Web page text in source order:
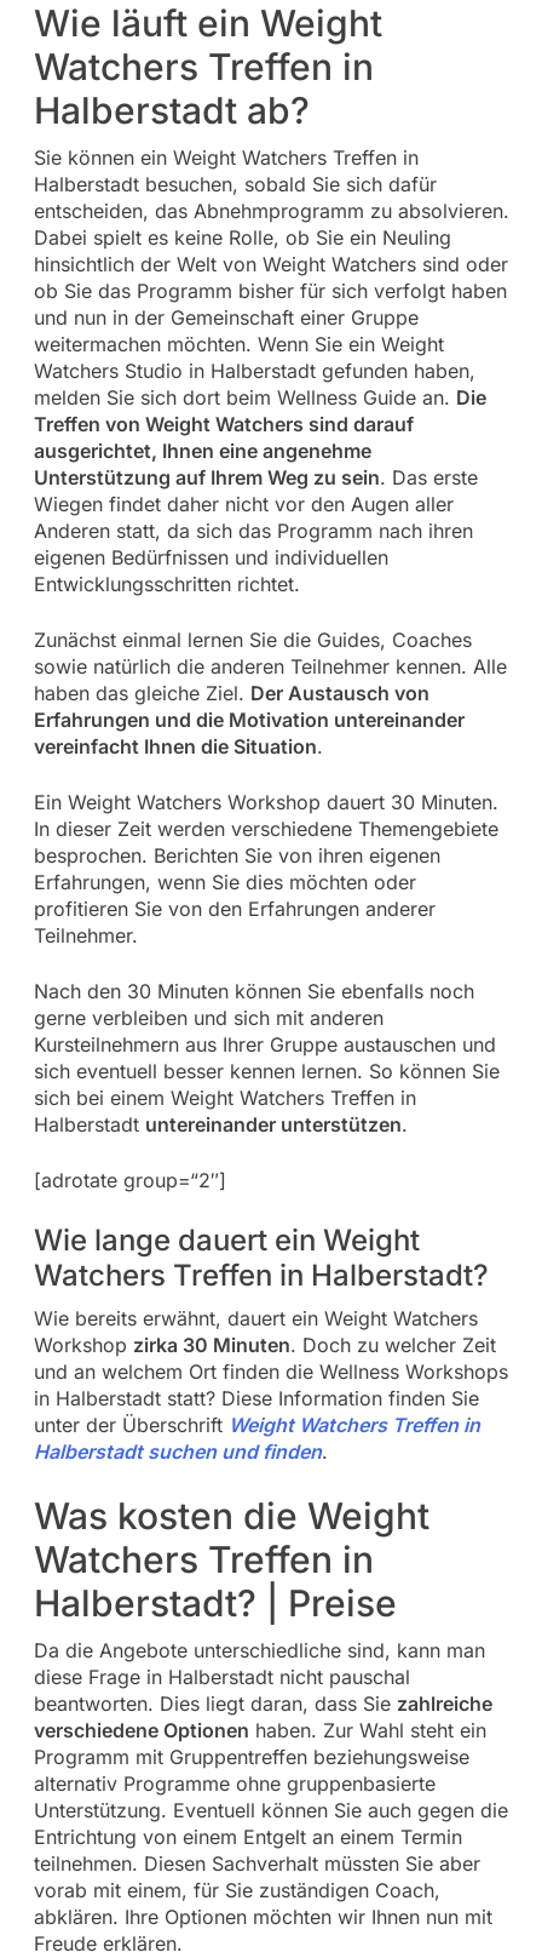
Wie läuft ein Weight
Watchers Treffen in
Halberstadt ab?
Sie können ein Weight Watchers Treffen in
Halberstadt besuchen, sobald Sie sich dafür
entscheiden, das Abnehmprogramm zu absolvieren.
Dabei spielt es keine Rolle, ob Sie ein Neuling
hinsichtlich der Welt von Weight Watchers sind oder
ob Sie das Programm bisher für sich verfolgt haben
und nun in der Gemeinschaft einer Gruppe
weitermachen möchten. Wenn Sie ein Weight
Watchers Studio in Halberstadt gefunden haben,
melden Sie sich dort beim Wellness Guide an. Die
Treffen von Weight Watchers sind darauf
ausgerichtet, Ihnen eine angenehme
Unterstützung auf Ihrem Weg zu sein. Das erste
Wiegen findet daher nicht vor den Augen aller
Anderen statt, da sich das Programm nach ihren
eigenen Bedürfnissen und individuellen
Entwicklungsschritten richtet.
Zunächst einmal lernen Sie die Guides, Coaches
sowie natürlich die anderen Teilnehmer kennen. Alle
haben das gleiche Ziel. Der Austausch von
Erfahrungen und die Motivation untereinander
vereinfacht Ihnen die Situation.
Ein Weight Watchers Workshop dauert 30 Minuten.
In dieser Zeit werden verschiedene Themengebiete
besprochen. Berichten Sie von ihren eigenen
Erfahrungen, wenn Sie dies möchten oder
profitieren Sie von den Erfahrungen anderer
Teilnehmer.
Nach den 30 Minuten können Sie ebenfalls noch
gerne verbleiben und sich mit anderen
Kursteilnehmern aus Ihrer Gruppe austauschen und
sich eventuell besser kennen lernen. So können Sie
sich bei einem Weight Watchers Treffen in
Halberstadt untereinander unterstützen.
[adrotate group=“2″]
Wie lange dauert ein Weight
Watchers Treffen in Halberstadt?
Wie bereits erwähnt, dauert ein Weight Watchers
Workshop zirka 30 Minuten. Doch zu welcher Zeit
und an welchem Ort finden die Wellness Workshops
in Halberstadt statt? Diese Information finden Sie
unter der Überschrift Weight Watchers Treffen in
Halberstadt suchen und finden.
Was kosten die Weight
Watchers Treffen in
Halberstadt? | Preise
Da die Angebote unterschiedliche sind, kann man
diese Frage in Halberstadt nicht pauschal
beantworten. Dies liegt daran, dass Sie zahlreiche
verschiedene Optionen haben. Zur Wahl steht ein
Programm mit Gruppentreffen beziehungsweise
alternativ Programme ohne gruppenbasierte
Unterstützung. Eventuell können Sie auch gegen die
Entrichtung von einem Entgelt an einem Termin
teilnehmen. Diesen Sachverhalt müssten Sie aber
vorab mit einem, für Sie zuständigen Coach,
abklären. Ihre Optionen möchten wir Ihnen nun mit
Freude erklären.